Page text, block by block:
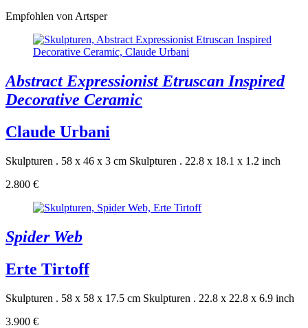
Empfohlen von Artsper
Abstract Expressionist Etruscan Inspired
Decorative Ceramic
Claude Urbani
Skulpturen . 58 x 46 x 3 cm Skulpturen . 22.8 x 18.1 x 1.2 inch
2.800 €
Spider Web
Erte Tirtoff
Skulpturen . 58 x 58 x 17.5 cm Skulpturen . 22.8 x 22.8 x 6.9 inch
3.900 €